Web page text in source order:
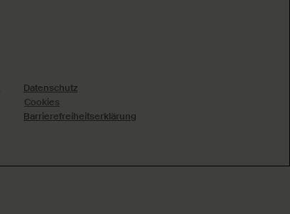
Datenschutz
Cookies
Barrierefreiheitserklärung